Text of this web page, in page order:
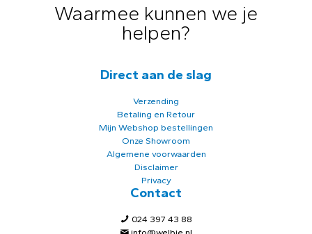
Waarmee kunnen we je
helpen?
Direct aan de slag
Verzending
Betaling en Retour
Mijn Webshop bestellingen
Onze Showroom
Algemene voorwaarden
Disclaimer
Privacy
Contact
024 397 43 88
info@welbie.nl